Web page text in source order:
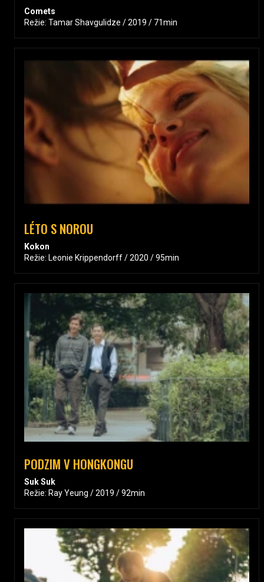
Comets
Režie: Tamar Shavgulidze / 2019 / 71min
LÉTO S NOROU
Kokon
Režie: Leonie Krippendorff / 2020 / 95min
PODZIM V HONGKONGU
Suk Suk
Režie: Ray Yeung / 2019 / 92min